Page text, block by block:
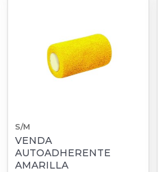
S/M
VENDA
AUTOADHERENTE
AMARILLA